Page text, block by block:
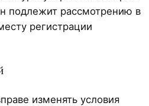
подлежит рассмотрению в
регистрации
изменять условия